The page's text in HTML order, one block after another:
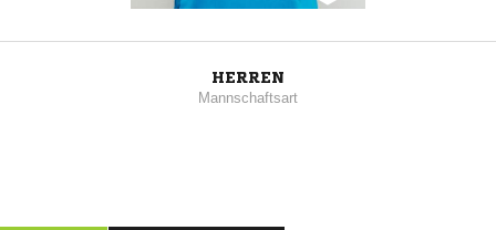
HERREN
Mannschaftsart